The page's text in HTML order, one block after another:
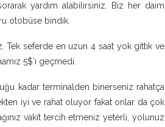
yardım alabilirsiniz. Biz her daim
otobüse bindik.
Tek seferde en uzun 4 saat yok gittik ve
5$’ı geçmedi.
kadar terminalden binerseniz rahatça
iyi ve rahat oluyor fakat onlar da çok
vakit tercih etmeniz yeterli, yolunuz